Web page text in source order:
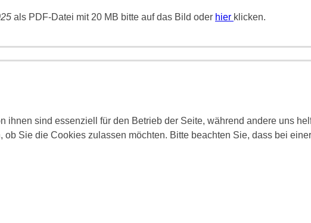
als PDF-Datei mit 20 MB bitte auf das Bild oder hier klicken.
ihnen sind essenziell für den Betrieb der Seite, während andere uns
Sie die Cookies zulassen möchten. Bitte beachten Sie, dass bei